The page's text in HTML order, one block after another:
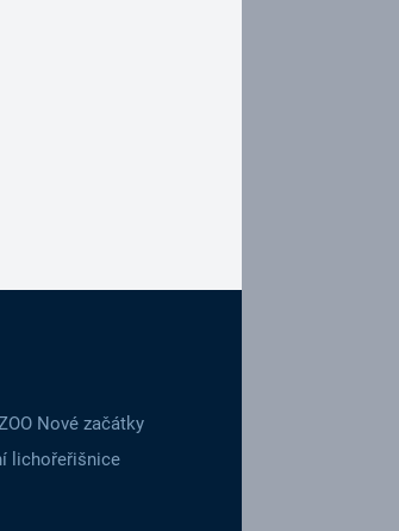
Nové začátky
lichořeřišnice